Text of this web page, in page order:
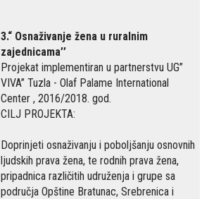
3.“ Osnaživanje žena u ruralnim
zajednicama’’
Projekat implementiran u partnerstvu UG’’
VIVA’’ Tuzla - Olaf Palame International
Center , 2016/2018. god.
CILJ PROJEKTA:
Doprinjeti osnaživanju i poboljšanju osnovnih
ljudskih prava žena, te rodnih prava žena,
pripadnica različitih udruženja i grupe sa
područja Opštine Bratunac, Srebrenica i